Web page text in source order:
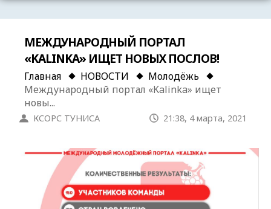
МЕЖДУНАРОДНЫЙ ПОРТАЛ
«KALINKA» ИЩЕТ НОВЫХ ПОСЛОВ!
Главная НОВОСТИ
Молодёжь
Международный портал «Kalinka» ищет
новы...
КСОРС ТУНИСА 21:38, 4 марта, 2021
Галерея